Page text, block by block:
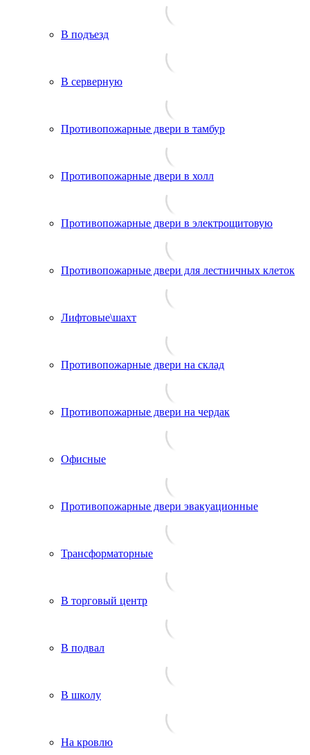
В подъезд
В серверную
Противопожарные двери в тамбур
Противопожарные двери в холл
Противопожарные двери в электрощитовую
Противопожарные двери для лестничных клеток
Лифтовые\шахт
Противопожарные двери на склад
Противопожарные двери на чердак
Офисные
Противопожарные двери эвакуационные
Трансформаторные
В торговый центр
В подвал
В школу
На кровлю